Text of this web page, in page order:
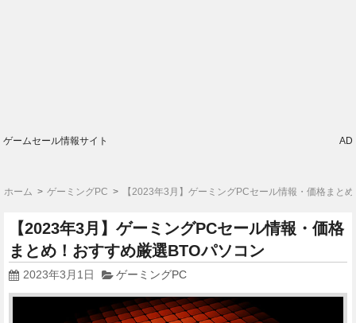
ゲームセール情報サイト AD
ホーム ゲーミングPC 【2023年3月】ゲーミングPCセール情報・価格まと
【2023年3月】ゲーミングPCセール情報・価格
まとめ！おすすめ厳選BTOパソコン
2023年3月1日 ゲーミングPC